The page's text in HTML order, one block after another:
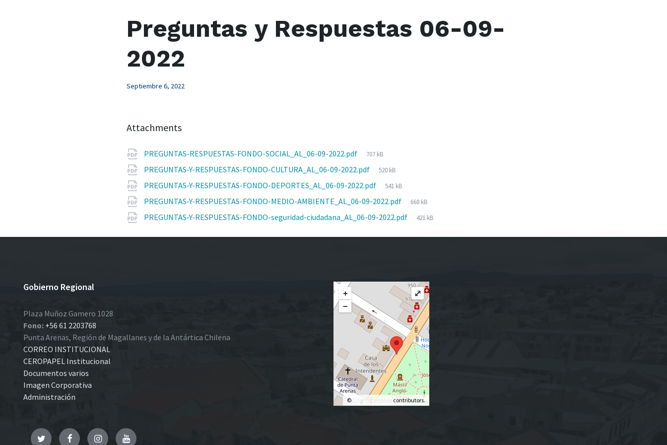
Preguntas y Respuestas 06-09-
2022
Septiembre 6, 2022
Attachments
PREGUNTAS-RESPUESTAS-FONDO-SOCIAL_AL_06-09-2022.pdf
File
707 kB
PREGUNTAS-Y-RESPUESTAS-FONDO-CULTURA_AL_06-09-2022.pdf
File
520 kB
PREGUNTAS-Y-RESPUESTAS-FONDO-DEPORTES_AL_06-09-2022.pdf
File
541 kB
PREGUNTAS-Y-RESPUESTAS-FONDO-MEDIO-AMBIENTE_AL_06-09-2022.pdf
File
668 kB
PREGUNTAS-Y-RESPUESTAS-FONDO-seguridad-ciudadana_AL_06-09-2022.pdf
File
421 kB
Gobierno Regional
Plaza Muñoz Gamero 1028
Fono: +56 61 2203768
Punta Arenas, Región de Magallanes y de la Antártica Chilena
CORREO INSTITUCIONAL
CEROPAPEL Institucional
Documentos varios
Imagen Corporativa
Administración
+
−
© OpenStreetMapcontributors.
⤢
TwitterFacebookInstagramYouTube